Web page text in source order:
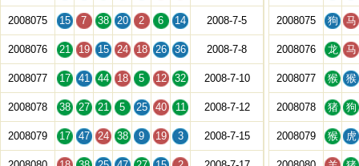
2008075 15 7 38 20 2 6 14 2008-7-5
2008076 21 19 15 24 18 26 36 2008-7-8
2008077 17 41 44 18 5 12 32 2008-7-10
2008078 38 27 21 5 25 40 11 2008-7-12
2008079 17 47 24 38 9 19 3 2008-7-15
2008075 狗 马
2008076 龙 马
2008077 猴 猴
2008078 猪 狗
2008079 猴 虎